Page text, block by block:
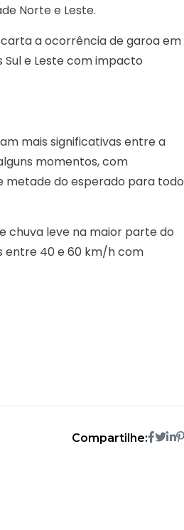
Norte e Leste.
a ocorrência de garoa em
e Leste com impacto
mais significativas entre a
momentos, com
metade do esperado para todo
chuva leve na maior parte do
entre 40 e 60 km/h com
Compartilhe: